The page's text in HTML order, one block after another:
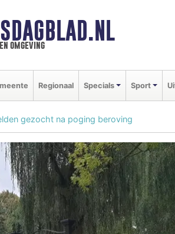
omgeving
Regionaal Specials Sport
gezocht na poging beroving